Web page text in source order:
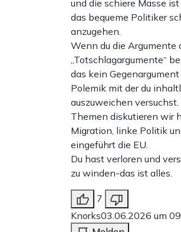
und die schiere Masse
das bequeme Politiker
anzugehen.
Wenn du die Argumente
„Totschlagargumente“
das kein
Polemik mit der du
auszuweichen
Themen diskutieren wir
Migration, linke Politik
eingeführt die EU.
Du hast verloren und
zu winden-das ist alles.
7
Knorks03.06.2026 um